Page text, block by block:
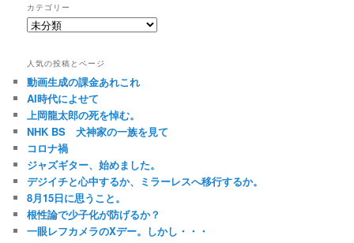
ョ
ン
カテゴリー
人気の投稿とページ
動画生成の課金あれこれ
AI時代によせて
上岡龍太郎の死を悼む。
NHK BS 犬神家の一族を見て
コロナ禍
ジャズギター、始めました。
デジイチと心中するか、ミラーレスへ移行するか。
8月15日に思うこと。
根性論で少子化が防げるか？
一眼レフカメラのXデー。しかし・・・